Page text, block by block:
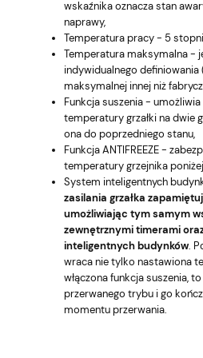
wskaźnika oznacza stan
naprawy,
Temperatura pracy - 5
Temperatura maksymalna -
indywidualnego
maksymalnej innej niż
Funkcja suszenia -
temperatury grzałki na dwie
ona do poprzedniego stanu,
Funkcja ANTIFREEZE -
temperatury grzejnika
System inteligentnych
zasilania grzałka
umożliwiając tym samym
zewnętrznymi timerami
inteligentnych budynków.
wraca nie tylko nastawiona
włączona funkcja suszenia,
przerwanego trybu i go
momentu przerwania.